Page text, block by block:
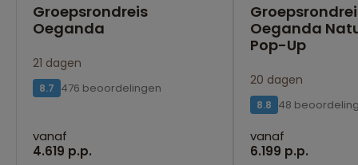
Groepsrondreis
Oeganda
21 dagen
8.7 476 beoordelingen
vanaf
4.619 p.p.
Oeganda
Pop-Up
20 dagen
8.8 48
vanaf
6.199 p.p.